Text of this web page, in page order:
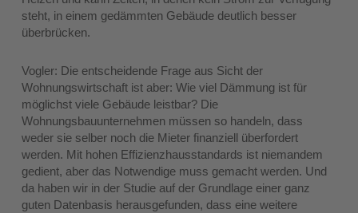
steht, in einem gedämmten Gebäude deutlich besser
überbrücken.
Vogler: Die entscheidende Frage aus Sicht der
Wohnungswirtschaft ist aber: Wie viel Dämmung ist für
möglichst viele Gebäude leistbar? Die
Wohnungsbauunternehmen müssen so handeln, dass
weder sie selber noch die Mieter finanziell überfordert
werden. Mit hohen Effizienzhausstandards ist niemandem
gedient, aber das Notwendige muss gemacht werden. Und
da haben wir in der Studie auf der Grundlage einer ganz
guten Datenbasis herausgefunden, dass eine weitere